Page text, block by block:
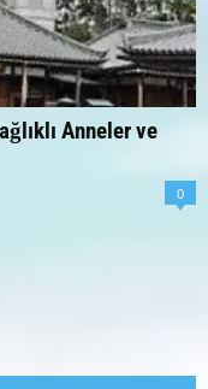
Anneler ve
0